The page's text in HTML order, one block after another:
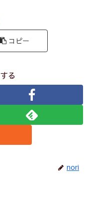
コピー
る
nori